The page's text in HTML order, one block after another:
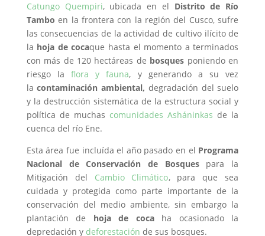
Catungo Quempiri, ubicada en el Distrito de Río
Tambo en la frontera con la región del Cusco, sufre
las consecuencias de la actividad de cultivo ilícito de
la hoja de cocaque hasta el momento a terminados
con más de 120 hectáreas de bosques poniendo en
riesgo laflora y fauna, y generando a su vez
lacontaminación ambiental, degradación del suelo
y la destrucción sistemática de la estructura social y
política de muchas comunidades Asháninkas de la
cuenca del río Ene.
Esta área fue incluída el año pasado en el Programa
Nacional de Conservación de Bosquespara la
Mitigación del Cambio Climático, para que sea
cuidada y protegida como parte importante de la
conservación del medio ambiente, sin embargo la
plantación de hoja de cocaha ocasionado la
depredación y deforestación de sus bosques.